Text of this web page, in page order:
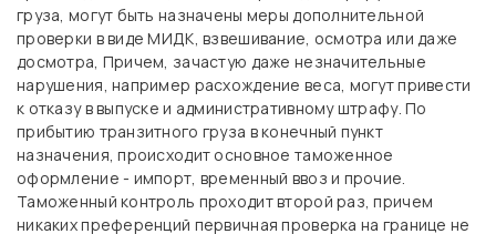
груза, могут быть назначены меры дополнительной
проверки в виде МИДК, взвешивание, осмотра или даже
досмотра, Причем, зачастую даже незначительные
нарушения, например расхождение веса, могут привести
к отказу в выпуске и административному штрафу. По
прибытию транзитного груза в конечный пункт
назначения, происходит основное таможенное
оформление - импорт, временный ввоз и прочие.
Таможенный контроль проходит второй раз, причем
никаких преференций первичная проверка на границе не